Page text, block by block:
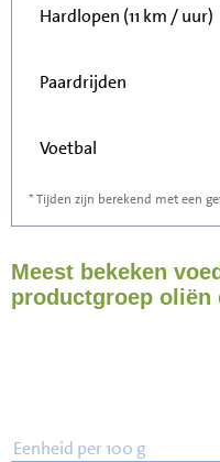
Hardlopen (11 km / uur)
Paardrijden
Voetbal
Stofzuigen
Strijken
* Tijden zijn berekend met een
Meest bekeken
productgroep oliën
Eenheid per 100 g